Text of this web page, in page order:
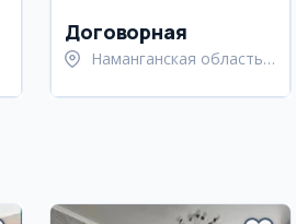
Договорная
Наманганская область,